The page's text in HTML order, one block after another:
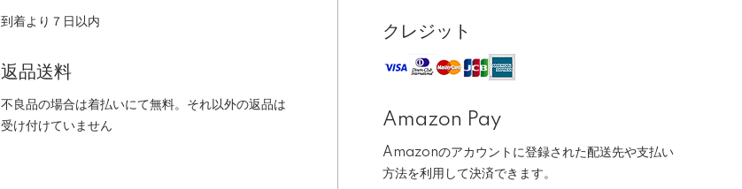
到着より７日以内
返品送料
不良品の場合は着払いにて無料。それ以外の返品は
受け付けていません
クレジット
Amazon Pay
Amazonのアカウントに登録された配送先や支払い
方法を利用して決済できます。